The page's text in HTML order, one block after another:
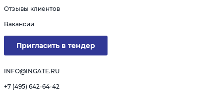
Отзывы клиентов
Вакансии
Пригласить в тендер
INFO@INGATE.RU
+7 (495) 642-64-42